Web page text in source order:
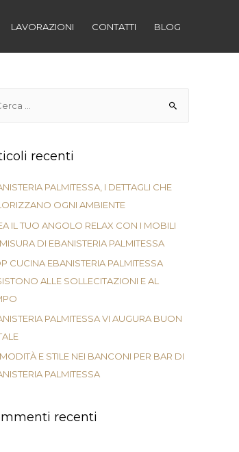
LAVORAZIONI CONTATTI BLOG
recenti
PALMITESSA, I DETTAGLI CHE
OGNI AMBIENTE
IL TUO ANGOLO RELAX CON I MOBILI
DI EBANISTERIA PALMITESSA
CUCINA EBANISTERIA PALMITESSA
ALLE SOLLECITAZIONI E AL
PALMITESSA VI AUGURA BUON
E STILE NEI BANCONI PER BAR DI
PALMITESSA
recenti